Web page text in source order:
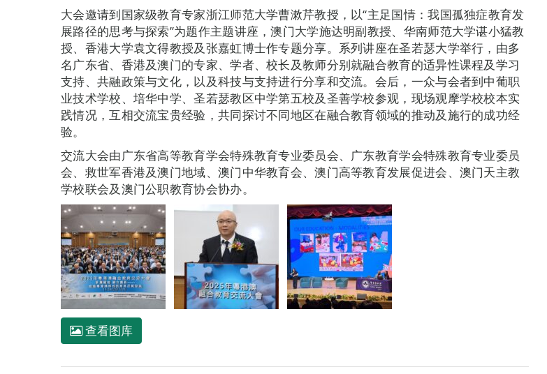
大会邀请到国家级教育专家浙江师范大学曹漱芹教授，以“主足国情：我国孤独症教育发
展路径的思考与探索”为题作主题讲座，澳门大学施达明副教授、华南师范大学谌小猛教
授、香港大学袁文得教授及张嘉虹博士作专题分享。系列讲座在圣若瑟大学举行，由多
名广东省、香港及澳门的专家、学者、校长及教师分别就融合教育的适异性课程及学习
支持、共融政策与文化，以及科技与支持进行分享和交流。会后，一众与会者到中葡职
业技术学校、培华中学、圣若瑟教区中学第五校及圣善学校参观，现场观摩学校校本实
践情况，互相交流宝贵经验，共同探讨不同地区在融合教育领域的推动及施行的成功经
验。
交流大会由广东省高等教育学会特殊教育专业委员会、广东教育学会特殊教育专业委员
会、救世军香港及澳门地域、澳门中华教育会、澳门高等教育发展促进会、澳门天主教
学校联会及澳门公职教育协会协办。
查看图库